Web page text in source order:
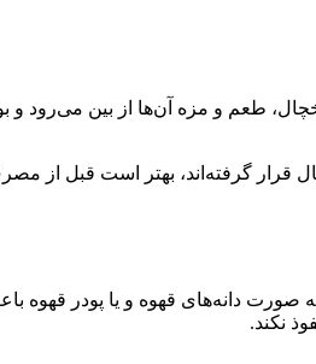
طعم و مزه آن‌ها از بین می‌رود و
قرار گرفته‌اند، بهتر است قبل از
به صورت دانه‌های قهوه و یا پودر
نکند.